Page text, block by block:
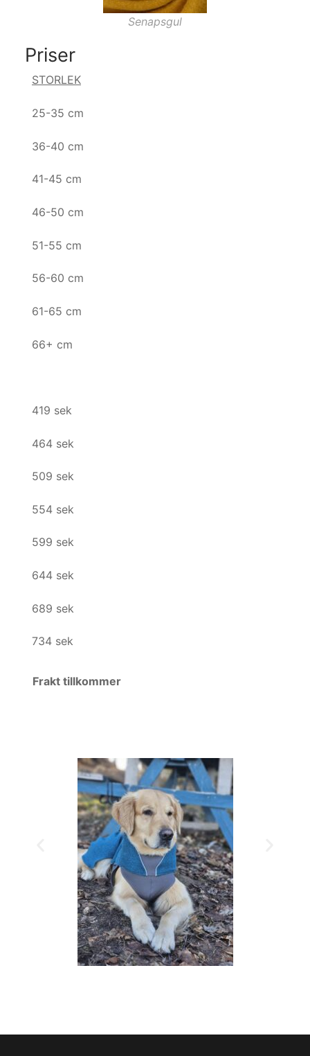
Senapsgul
Priser
STORLEK
25-35 cm
36-40 cm
41-45 cm
46-50 cm
51-55 cm
56-60 cm
61-65 cm
66+ cm
419 sek
464 sek
509 sek
554 sek
599 sek
644 sek
689 sek
734 sek
Frakt tillkommer